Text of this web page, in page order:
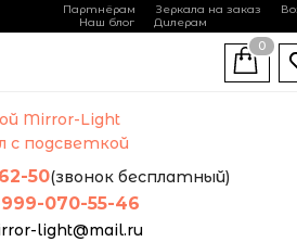
Партнёрам Зеркала на заказ
Наш блог
Дилерам
с подсветкой
50(звонок бесплатный)
070-55-46
light@mail.ru
0